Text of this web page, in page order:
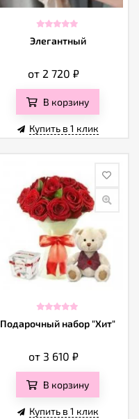
Элегантный
от 2 720₽
В корзину
Купить в 1 клик
Подарочный набор "Хит"
от 3 610₽
В корзину
Купить в 1 клик